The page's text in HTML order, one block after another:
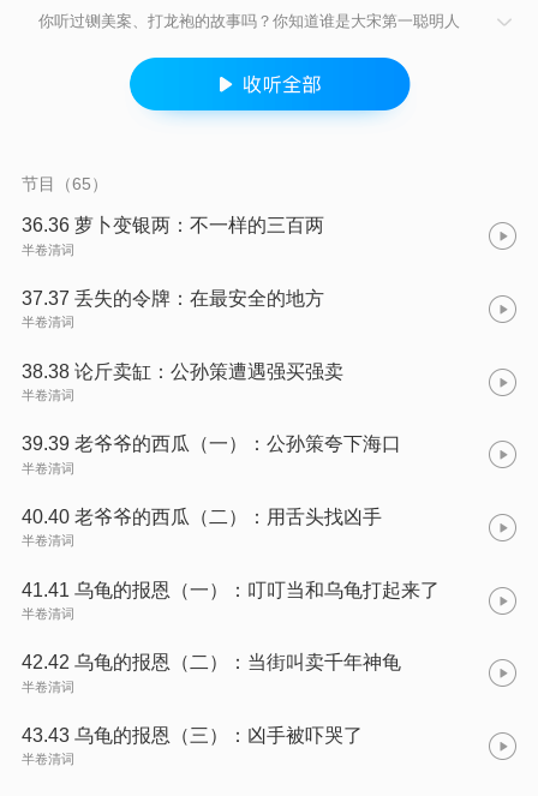
你听过铡美案、打龙袍的故事吗？你知道谁是大宋第一聪明人
案如神的北宋名臣——包拯！
节目（65）
36.36 萝卜变银两：不一样的三百两
半卷清词
37.37 丢失的令牌：在最安全的地方
半卷清词
38.38 论斤卖缸：公孙策遭遇强买强卖
半卷清词
39.39 老爷爷的西瓜（一）：公孙策夸下海口
半卷清词
40.40 老爷爷的西瓜（二）：用舌头找凶手
半卷清词
41.41 乌龟的报恩（一）：叮叮当和乌龟打起来了
半卷清词
42.42 乌龟的报恩（二）：当街叫卖千年神龟
半卷清词
43.43 乌龟的报恩（三）：凶手被吓哭了
半卷清词